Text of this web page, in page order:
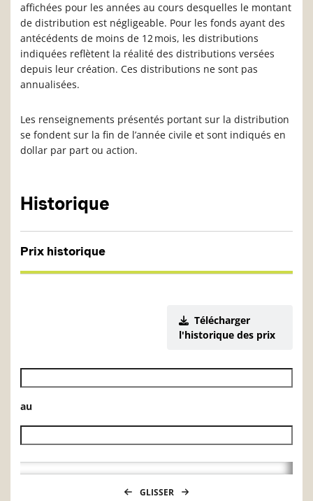
affichées pour les années au cours desquelles le montant
de distribution est négligeable. Pour les fonds ayant des
antécédents de moins de 12 mois, les distributions
indiquées reflètent la réalité des distributions versées
depuis leur création. Ces distributions ne sont pas
annualisées.
Les renseignements présentés portant sur la distribution
se fondent sur la fin de l’année civile et sont indiqués en
dollar par part ou action.
Historique
Prix historique
Télécharger
l'historique des prix
Date de début de l’historique des VL
au
Date de fin de l’historique des VL
GLISSER